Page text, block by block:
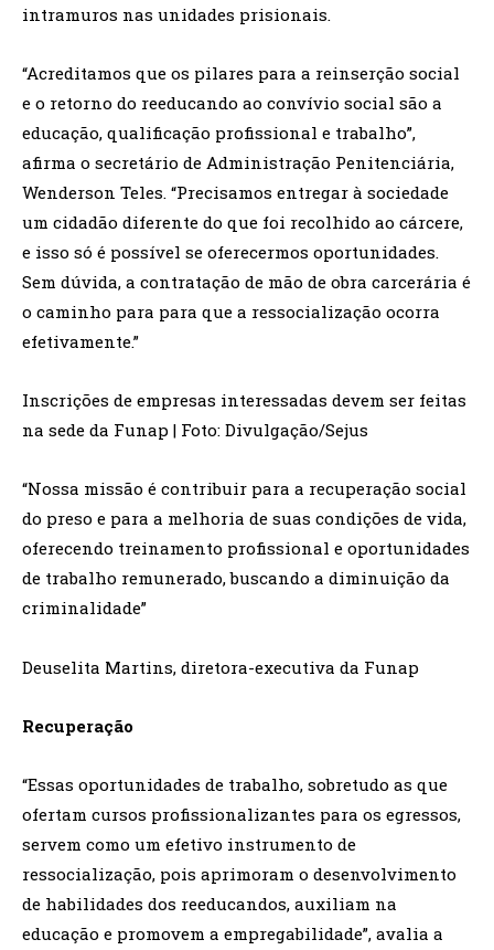
intramuros nas unidades prisionais.
“Acreditamos que os pilares para a reinserção social
e o retorno do reeducando ao convívio social são a
educação, qualificação profissional e trabalho”,
afirma o secretário de Administração Penitenciária,
Wenderson Teles. “Precisamos entregar à sociedade
um cidadão diferente do que foi recolhido ao cárcere,
e isso só é possível se oferecermos oportunidades.
Sem dúvida, a contratação de mão de obra carcerária é
o caminho para para que a ressocialização ocorra
efetivamente.”
Inscrições de empresas interessadas devem ser feitas
na sede da Funap | Foto: Divulgação/Sejus
“Nossa missão é contribuir para a recuperação social
do preso e para a melhoria de suas condições de vida,
oferecendo treinamento profissional e oportunidades
de trabalho remunerado, buscando a diminuição da
criminalidade”
Deuselita Martins, diretora-executiva da Funap
Recuperação
“Essas oportunidades de trabalho, sobretudo as que
ofertam cursos profissionalizantes para os egressos,
servem como um efetivo instrumento de
ressocialização, pois aprimoram o desenvolvimento
de habilidades dos reeducandos, auxiliam na
educação e promovem a empregabilidade”, avalia a